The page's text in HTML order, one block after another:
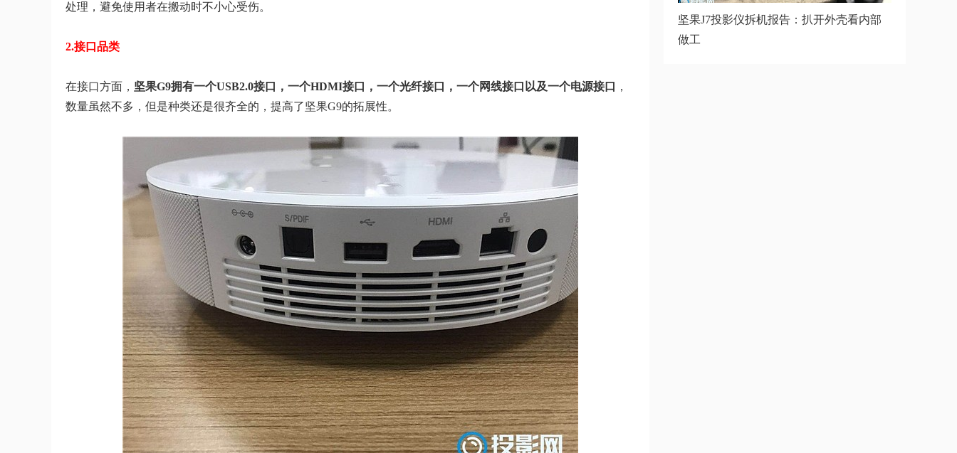
处理，避免使用者在搬动时不小心受伤。
2.接口品类
在接口方面， 坚果G9拥有一个USB2.0接口，一个HDMI接口，一个光纤接口，一个网线接口以及一个电源接口
，
数量虽然不多，但是种类还是很齐全的，提高了坚果G9的拓展性。
坚果J7投影仪拆机报告：扒开外壳看内部
做工